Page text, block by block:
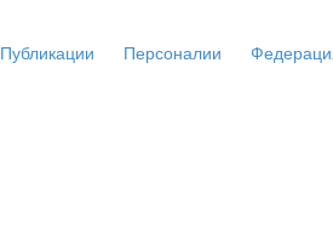
Публикации Персоналии